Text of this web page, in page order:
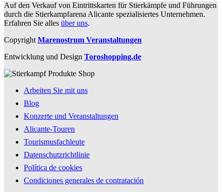
Auf den Verkauf von Eintrittskarten für Stierkämpfe und Führungen
durch die Stierkampfarena Alicante spezialisiertes Unternehmen.
Erfahren Sie alles über uns.
Copyright Marenostrum Veranstaltungen
Entwicklung und Design Toroshopping.de
Arbeiten Sie mit uns
Blog
Konzerte und Veranstaltungen
Alicante-Touren
Tourismusfachleute
Datenschutzrichtlinie
Política de cookies
Condiciones generales de contratación